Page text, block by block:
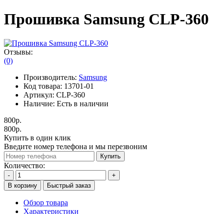
Прошивка Samsung CLP-360
Отзывы:
(0)
Производитель: Samsung
Код товара: 13701-01
Артикул: CLP-360
Наличие: Есть в наличии
800р.
800р.
Купить в один клик
Введите номер телефона и мы перезвоним
Купить
Количество:
-
+
В корзину
Быстрый заказ
Обзор товара
Характеристики